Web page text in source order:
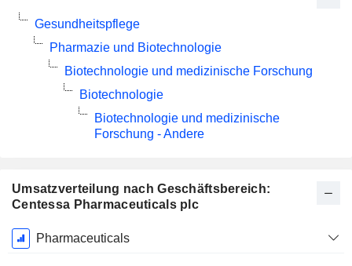
Umsatzverteilung nach Geschäftsbereich:
Centessa Pharmaceuticals plc
Ende d.
Geschäftsjahres:
Pharmaceuticals
Gesundheitspflege
Pharmazie und Biotechnologie
Biotechnologie und medizinische Forschung
Biotechnologie
Biotechnologie und medizinische
Forschung - Andere